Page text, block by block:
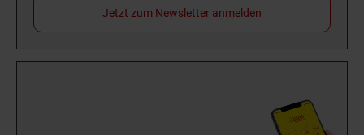
Jetzt zum Newsletter anmelden